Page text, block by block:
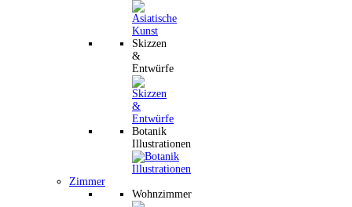
Skizzen
&
Entwürfe
Botanik
Illustrationen
Zimmer
Wohnzimmer